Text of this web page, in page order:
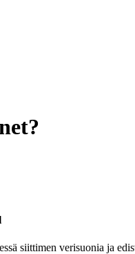
siittimen verisuonia ja